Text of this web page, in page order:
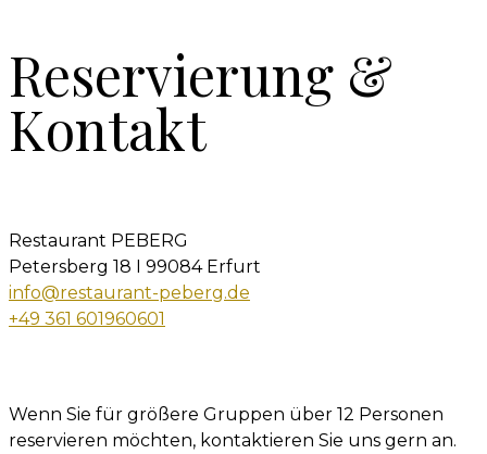
Reservierung &
Kontakt
Restaurant PEBERG
Petersberg 18 I 99084 Erfurt
info@restaurant-peberg.de
+49 361 601960601
Wenn Sie für größere Gruppen über 12 Personen
reservieren möchten, kontaktieren Sie uns gern an.